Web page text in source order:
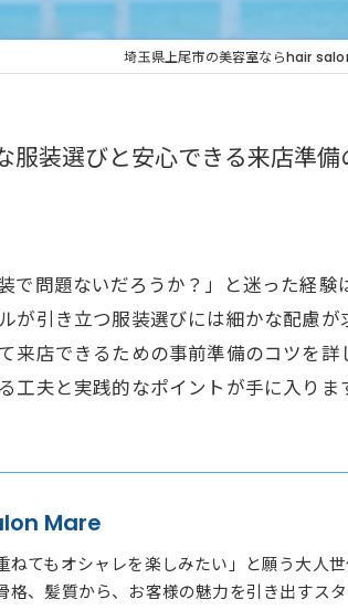
埼玉県上尾市の美容室ならhair
服装選びと安心できる来店準備
で問題ないだろうか？」と迷った経
が引き立つ服装選びには細かな配慮
来店できるための事前準備のコツを
工夫と実践的なポイントが手に入りま
Mare
ねてもオシャレを楽しみたい」と願う大人
格、髪質から、お客様の魅力を引き出すス